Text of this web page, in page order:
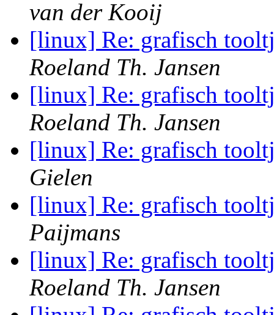
van der Kooij
[linux] Re: grafisch
Roeland Th. Jansen
[linux] Re: grafisch
Roeland Th. Jansen
[linux] Re: grafisch
Gielen
[linux] Re: grafisch
Paijmans
[linux] Re: grafisch
Roeland Th. Jansen